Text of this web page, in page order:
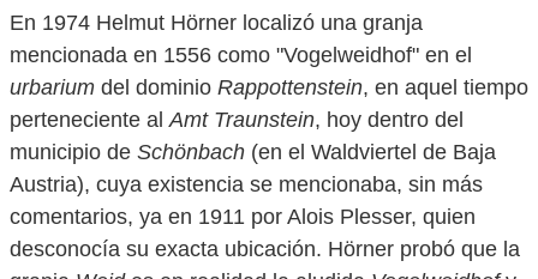
En 1974 Helmut Hörner localizó una granja
mencionada en 1556 como "Vogelweidhof" en el
urbarium del dominio Rappottenstein, en aquel tiempo
perteneciente alAmt Traunstein, hoy dentro del
municipio de Schönbach (en el Waldviertel de Baja
Austria), cuya existencia se mencionaba, sin más
comentarios, ya en 1911 por Alois Plesser, quien
desconocía su exacta ubicación. Hörner probó que la